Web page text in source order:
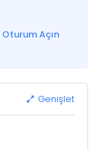
Oturum Açın
Genişlet